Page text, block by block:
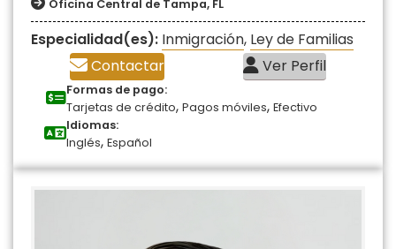
Oficina Central de Tampa, FL
Especialidad(es): Inmigración, Ley de Familias
Contactar
Ver Perfil
Formas de pago:
Tarjetas de crédito, Pagos móviles, Efectivo
Idiomas:
Inglés, Español